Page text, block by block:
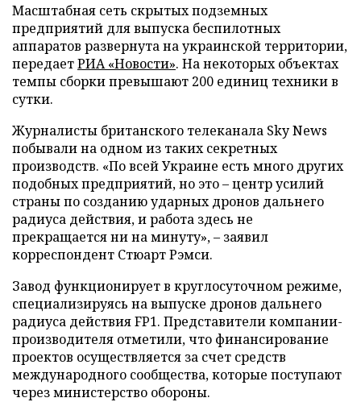
Масштабная сеть скрытых подземных
предприятий для выпуска беспилотных
аппаратов развернута на украинской территории,
передаетРИА «Новости». На некоторых объектах
темпы сборки превышают 200 единиц техники в
сутки.
Журналисты британского телеканала Sky News
побывали на одном из таких секретных
производств. «По всей Украине есть много других
подобных предприятий, но это – центр усилий
страны по созданию ударных дронов дальнего
радиуса действия, и работа здесь не
прекращается ни на минуту», – заявил
корреспондент Стюарт Рэмси.
Завод функционирует в круглосуточном режиме,
специализируясь на выпуске дронов дальнего
радиуса действия FP1. Представители компании-
производителя отметили, что финансирование
проектов осуществляется за счет средств
международного сообщества, которые поступают
через министерство обороны.